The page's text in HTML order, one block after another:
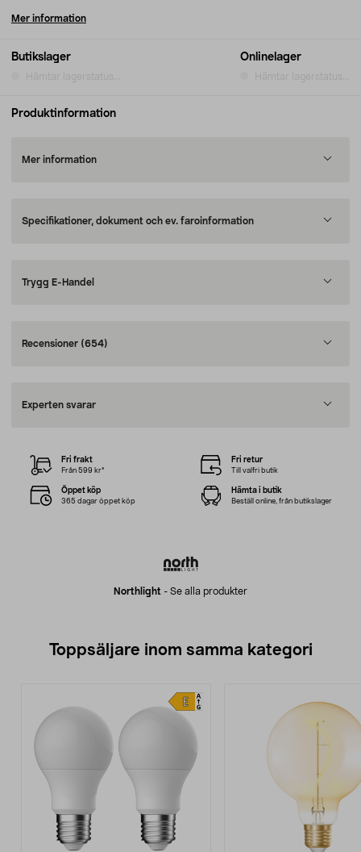
Butikslager
Hämtar lagerstatus...
Onlinelager
Hämtar lagerstatus...
Mer information
Produktinformation
Mer information
Specifikationer, dokument och ev. faroinformation
Trygg E-Handel
Recensioner (654)
Experten svarar
Northlight - Se alla produkter
Fri frakt
Från 599 kr*
Fri retur
Till valfri butik
Öppet köp
365 dagar öppet köp
Hämta i butik
Beställ online, från butikslager
Toppsäljare inom samma kategori